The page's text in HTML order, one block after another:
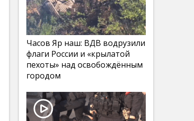
Часов Яр наш: ВДВ водрузили
флаги России и «крылатой
пехоты» над освобождённым
городом